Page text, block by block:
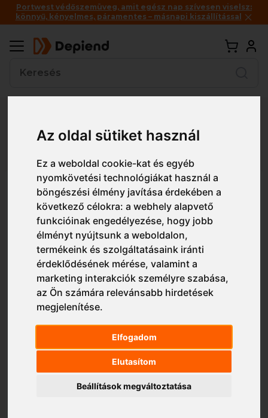
Az oldal sütiket használ
Ez a weboldal cookie-kat és egyéb
nyomkövetési technológiákat használ a
böngészési élmény javítása érdekében a
következő célokra:a webhely alapvető
funkcióinak engedélyezése, hogy jobb
élményt nyújtsunk a weboldalon,
termékeink és szolgáltatásaink iránti
érdeklődésének mérése, valamint a
marketing interakciók személyre szabása,
az Ön számára relevánsabb hirdetések
megjelenítése.
Elfogadom
Elutasítom
Beállítások megváltoztatása
Portwest védőszemüveg, amit egész nap szívesen viselsz:
könnyű, kényelmes, páramentes – másnapi kiszállítással
Részletes nézet Egyszerű nézet
ADL134 Malfini Basic női póló